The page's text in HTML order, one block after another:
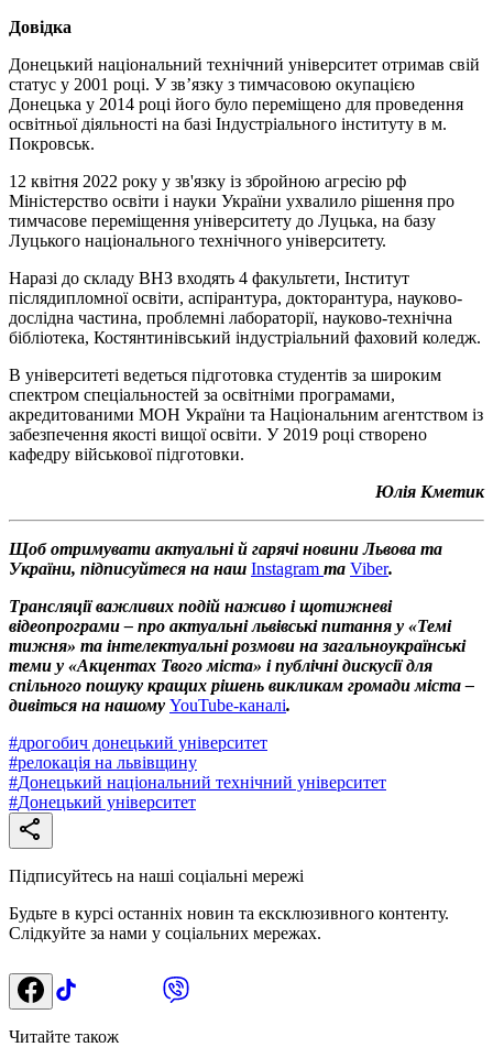
Довідка
Донецький національний технічний університет отримав свій
статус у 2001 році. У зв’язку з тимчасовою окупацією
Донецька у 2014 році його було переміщено для проведення
освітньої діяльності на базі Індустріального інституту в м.
Покровськ.
12 квітня 2022 року у зв'язку із збройною агресію рф
Міністерство освіти і науки України ухвалило рішення про
тимчасове переміщення університету до Луцька, на базу
Луцького національного технічного університету.
Наразі до складу ВНЗ входять 4 факультети, Інститут
післядипломної освіти, аспірантура, докторантура, науково-
дослідна частина, проблемні лабораторії, науково-технічна
бібліотека, Костянтинівський індустріальний фаховий коледж.
В університеті ведеться підготовка студентів за широким
спектром спеціальностей за освітніми програмами,
акредитованими МОН України та Національним агентством із
забезпечення якості вищої освіти. У 2019 році створено
кафедру військової підготовки.
Юлія Кметик
Щоб отримувати актуальні й гарячі новини Львова та
України, підписуйтеся на наш Instagram та Viber.
Трансляції важливих подій наживо і щотижневі
відеопрограми – про актуальні львівські питання у «Темі
тижня» та інтелектуальні розмови на загальноукраїнські
теми у «Акцентах Твого міста» і публічні дискусії для
спільного пошуку кращих рішень викликам громади міста –
дивіться на нашому YouTube-каналі.
#дрогобич донецький університет
#релокація на львівщину
#Донецький національний технічний університет
#Донецький університет
Підписуйтесь на наші соціальні мережі
Будьте в курсі останніх новин та ексклюзивного контенту.
Слідкуйте за нами у соціальних мережах.
Читайте також